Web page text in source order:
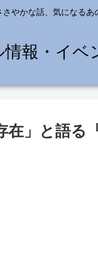
さやかな話、気になるあ
報・イベ
在」と語る